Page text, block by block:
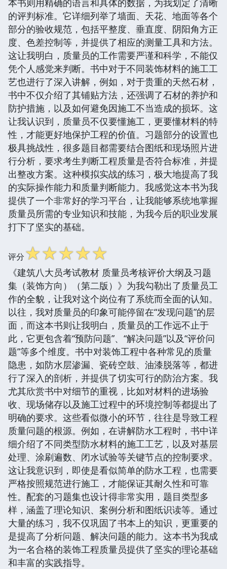
本书则用精确的语言和具体的数据，为我划定了清晰
的评判标准。它详细列举了墙面、天花、地面等各个
部分的验收规范，包括平整度、垂直度、阴阳角方正
度、色差控制等，并提供了相应的测量工具和方法。
这让我明白，质量员的工作需要严谨和科学，不能仅
凭个人感觉来判断。书中对于不同装饰材料的施工工
艺也进行了深入讲解，例如，对于贵重的天然石材，
书中不仅介绍了其铺贴方法，还强调了石材的养护和
防护措施，以及如何避免因施工不当造成的损坏。这
让我认识到，质量员不仅要懂施工，更要懂材料的特
性，才能更好地保护工程的价值。习题部分的设置也
极具挑战性，很多题目都需要结合图纸和现场照片进
行分析，要求考生判断工程质量是否符合标准，并提
出整改方案。这种模拟实战的练习，极大地提高了我
的实际操作能力和质量判断能力。我感觉这本书为我
提供了一个非常好的学习平台，让我能够系统地掌握
质量员所需的专业知识和技能，为我今后的职业发展
打下了坚实的基础。
评分☆☆☆☆☆
《建筑八大员考试教材 质量员考核评价大纲及习题
集（装饰方向）（第二版）》为我勾勒出了质量员工
作的全貌，让我对这个岗位有了系统而全面的认知。
以往，我对质量员的印象可能停留在“发现问题”的层
面，而这本书则让我明白，质量员的工作远不止于
此，它更包含着“预防问题”、“解决问题”以及“评价问
题”等多个维度。书中对装饰工程中各种常见的质量
隐患，如防水层渗漏、瓷砖空鼓、油漆脱落等，都进
行了深入的剖析，并提供了切实可行的防治方案。我
尤其欣赏书中对细节的重视，比如对材料的进场验
收、现场储存以及施工过程中的环境控制等都提出了
明确的要求。这些看似微小的环节，往往是导致工程
质量问题的根源。例如，在讲解防水工程时，书中详
细介绍了不同类型防水材料的施工工艺，以及对基层
处理、涂刷遍数、闭水试验等关键节点的控制要求。
这让我意识到，即使是看似简单的防水工程，也需要
严格按照规范进行施工，才能保证其耐久性和可靠
性。配套的习题集也设计得非常实用，题目类型多
样，涵盖了理论知识、案例分析和图纸识读等。通过
大量的练习，我不仅巩固了书本上的知识，更重要的
是提高了分析问题、解决问题的能力。这本书为我成
为一名合格的装饰工程质量员提供了坚实的理论基础
和丰富的实践指导。